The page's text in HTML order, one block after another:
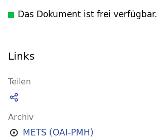
Das Dokument ist frei verfügbar.
Links
Teilen
Archiv
METS (OAI-PMH)